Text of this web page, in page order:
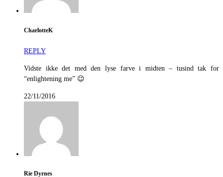
CharlotteK
REPLY
Vidste ikke det med den lyse farve i midten – tusind tak for
“enlightening me” 😉
22/11/2016
Rie Dyrnes